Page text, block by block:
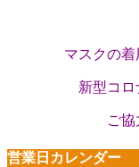
マスクの着
新型コ
ご協
営業日カレンダー